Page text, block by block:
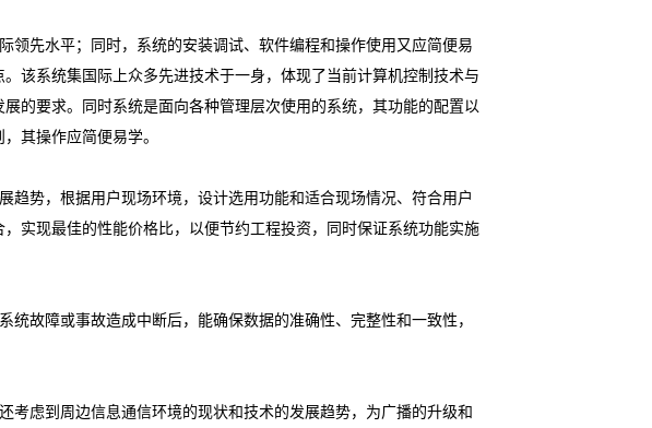
领先水平；同时，系统的安装调试、软件编程和操作使用又应简便易
该系统集国际上众多先进技术于一身，体现了当前计算机控制技术与
的要求。同时系统是面向各种管理层次使用的系统，其功能的配置以
其操作应简便易学。
趋势，根据用户现场环境，设计选用功能和适合现场情况、符合用户
实现最佳的性能价格比，以便节约工程投资，同时保证系统功能实施
统故障或事故造成中断后，能确保数据的准确性、完整性和一致性，
考虑到周边信息通信环境的现状和技术的发展趋势，为广播的升级和